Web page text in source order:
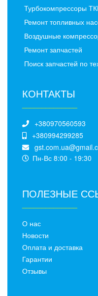
Турбокомпрессоры
Ремонт топливных
Воздушные
Ремонт запчастей
Поиск запчастей по
КОНТАКТЫ
+380970560593
+380994299285
Пн-Вс 8:00 - 19:30
ПОЛЕЗНЫЕ
О нас
Новости
Оплата и доставка
Гарантии
Отзывы